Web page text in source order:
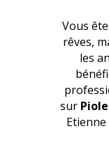
Vous
rêves,
les
sur
Etienne